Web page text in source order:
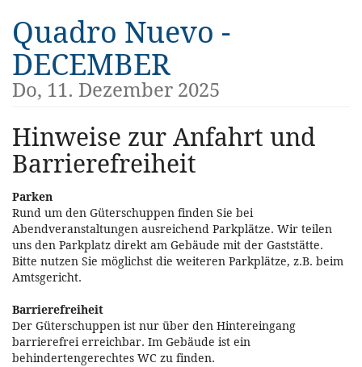
Haupt-
Inhalt
springen
Quadro Nuevo -
DECEMBER
Do, 11. Dezember 2025
Hinweise zur Anfahrt und
Barrierefreiheit
Parken
Rund um den Güterschuppen finden Sie bei
Abendveranstaltungen ausreichend Parkplätze. Wir teilen
uns den Parkplatz direkt am Gebäude mit der Gaststätte.
Bitte nutzen Sie möglichst die weiteren Parkplätze, z.B. beim
Amtsgericht.
Barrierefreiheit
Der Güterschuppen ist nur über den Hintereingang
barrierefrei erreichbar. Im Gebäude ist ein
behindertengerechtes WC zu finden.